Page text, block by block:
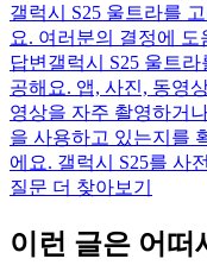
갤럭시 S25 울트라를
요. 여러분의 결정에
답변 갤럭시 S25 울트
공해요. 앱, 사진, 동영
영상을 자주 촬영하거
을 사용하고 있는지를
에요. 갤럭시 S25를 사
질문 더 찾아보기
이런 글은 어떠